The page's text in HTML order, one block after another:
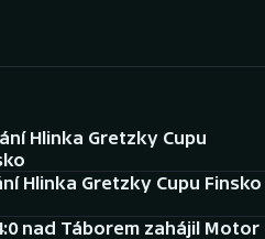
Hlinka Gretzky Cupu
Hlinka Gretzky Cupu Finsko
nad Táborem zahájil Motor